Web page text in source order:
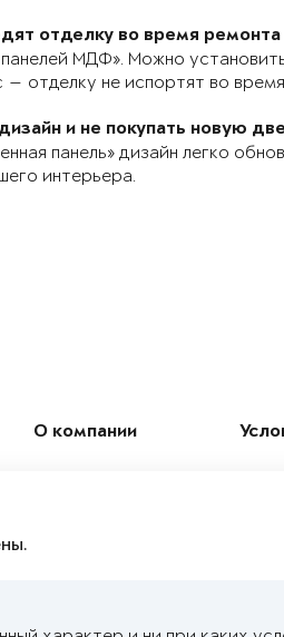
отделку во время ремонта
МДФ». Можно
отделку не испортят во
и не покупать новую
панель» дизайн легко
интерьера.
О компании